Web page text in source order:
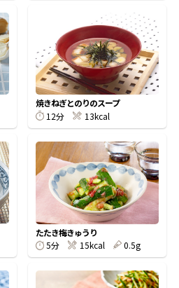
ストレートつゆ
『氷熟®』
単茶碗蒸し
焼きねぎとのりのスープ
12分
13kcal
たたき梅きゅうり
5分
15kcal 0.5g